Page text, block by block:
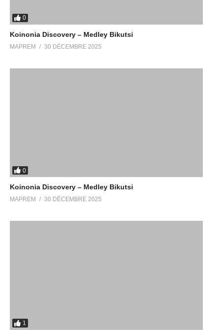
0
Koinonia Discovery – Medley Bikutsi
MAPREM 30 DÉCEMBRE 2025
0
Koinonia Discovery – Medley Bikutsi
MAPREM 30 DÉCEMBRE 2025
1